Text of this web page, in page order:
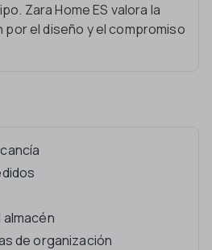
Zara Home ES valora la
por el diseño y el compromiso
de organización